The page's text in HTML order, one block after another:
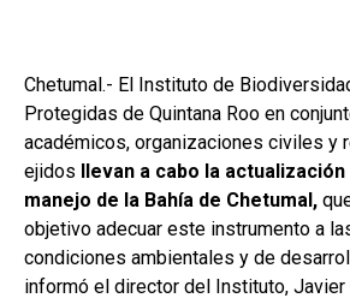
Chetumal.- El Instituto de
Protegidas de Quintana Roo en
académicos, organizaciones civiles y
ejidos llevan a cabo la
manejo de la Bahía de Chetumal,
objetivo adecuar este instrumento a
condiciones ambientales y de
informó el director del Instituto, Javier